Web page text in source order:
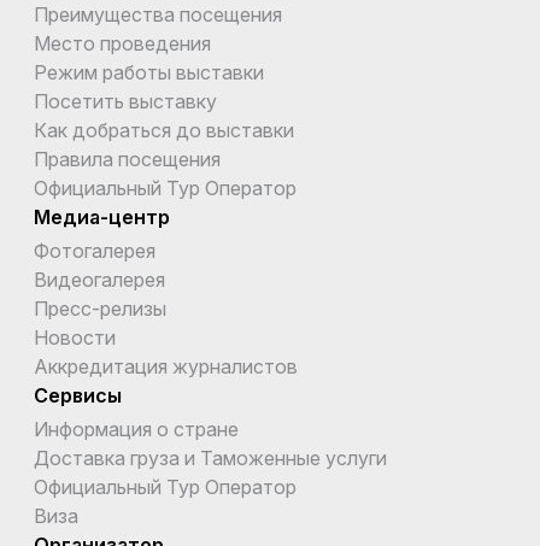
Преимущества посещения
Место проведения
Режим работы выставки
Посетить выставку
Как добраться до выставки
Правила посещения
Официальный Тур Оператор
Медиа-центр
Фотогалерея
Видеогалерея
Пресс-релизы
Новости
Аккредитация журналистов
Сервисы
Информация о стране
Доставка груза и Таможенные услуги
Официальный Тур Оператор
Виза